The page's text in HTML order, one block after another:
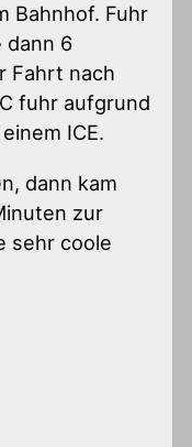
Bahnhof. Fuhr
dann 6
Fahrt nach
fuhr aufgrund
ICE.
dann kam
zur
sehr coole